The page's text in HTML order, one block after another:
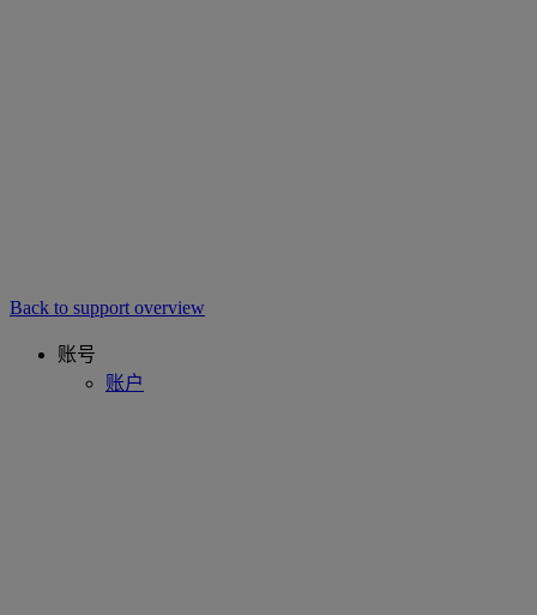
Back to support overview
账号
账户